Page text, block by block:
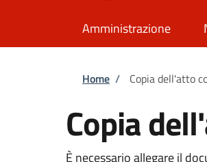
Amministrazione
Briciole di
Home / Copia dell'atto
Copia
È necessario allegare il